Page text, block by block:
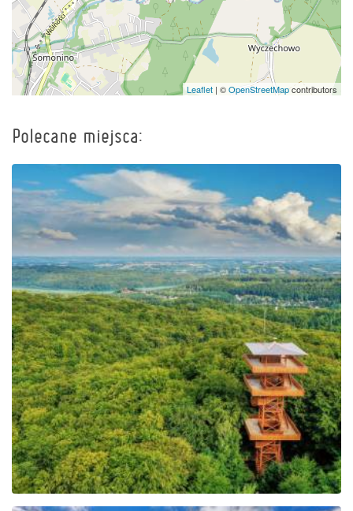
Leaflet | ©OpenStreetMapcontributors
Polecane miejsca:
Wieża widokowa im.
Jana Pawła II na Wieżycy